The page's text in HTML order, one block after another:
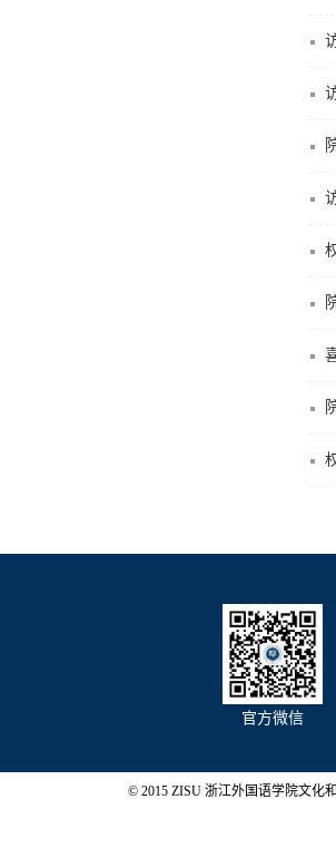
官方微信
© 2015 ZISU 浙江外国语学院文化